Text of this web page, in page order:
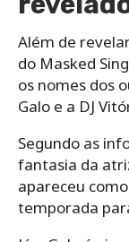
Além de
do Masked
os nomes dos
Galo e a DJ
Segundo as
fantasia da
apareceu
temporada